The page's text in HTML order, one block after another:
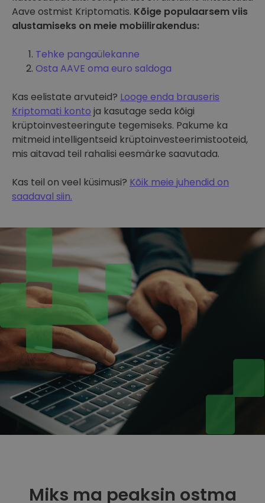
Aave ostmist Kriptomatis. Kõige populaarsem viis
alustamiseks on meie mobiilirakendus:
Tehke pangaülekanne
Osta AAVE oma euro saldoga
Kas eelistate arvuteid? Looge enda brauseris
Kriptomati konto ja kasutage seda kõigi
krüptoinvesteeringute tegemiseks. Pakume ka
mitmeid intelligentseid krüptoinvesteerimistooteid,
mis aitavad teil rahalisi eesmärke saavutada.
Kas teil on veel küsimusi? Kõik meie juhendid on
saadaval siin.
Miks ma peaksin ostma